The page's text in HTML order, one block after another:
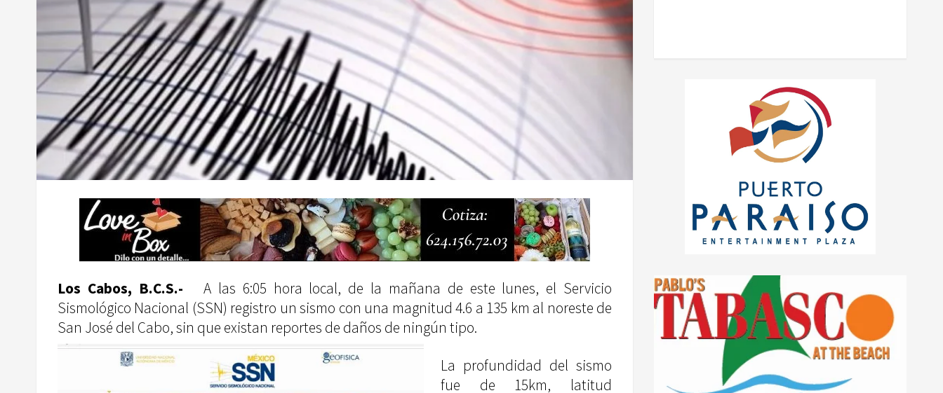
Los Cabos, B.C.S.-A las 6:05 hora local, de la mañana de este lunes, el Servicio
Sismológico Nacional (SSN) registro un sismo con una magnitud 4.6 a 135 km al noreste de
San José del Cabo, sin que existan reportes de daños de ningún tipo.
La profundidad del sismo
fue de 15km, latitud